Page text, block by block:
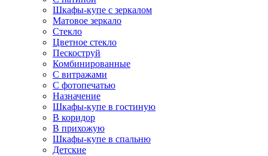
Шкафы-купе с зеркалом
Матовое зеркало
Стекло
Цветное стекло
Пескоструй
Комбинированные
С витражами
С фотопечатью
Назначение
Шкафы-купе в гостиную
В коридор
В прихожую
Шкафы-купе в спальню
Детские